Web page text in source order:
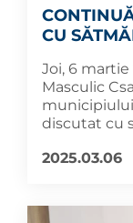
CU
Joi, 6
Masculic
discutat cu
2025.03.06